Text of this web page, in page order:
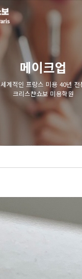
메이크업
세계적인 프랑스 미용 40년 전
크리스챤쇼보 미용학원